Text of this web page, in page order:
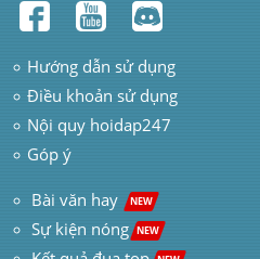
Hướng dẫn sử dụng
Điều khoản sử dụng
Nội quy hoidap247
Góp ý
Bài văn hay NEW
Sự kiện nóng NEW